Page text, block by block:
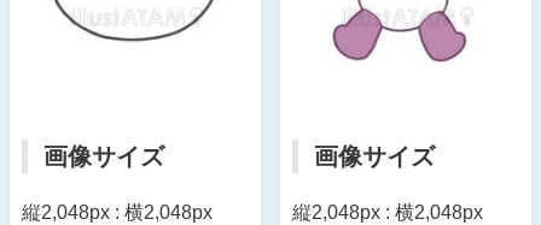
画像サイズ
縦2,048px : 横2,048px
画像サイズ
縦2,048px : 横2,048px